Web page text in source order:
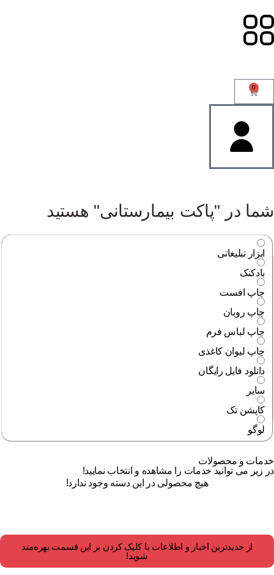
0
شما در "پاکت بیمارستانی" هستید
ابزار تبلیغاتی
بادکنک
چاپ افست
چاپ روبان
چاپ لباس فرم
چاپ لیوان کاغذی
دانلود فایل رایگان
سایر
کاپشن تک
لوگو
خدمات و محصولات
در زیر می توانید خدمات را مشاهده و انتخاب نمایید!
هیچ محصولی در این دسته وجود ندارد!
از جدیدترین اخبار و اطلاعات با کلیک کردن بر این قسمت بهره‌مند
شوید!